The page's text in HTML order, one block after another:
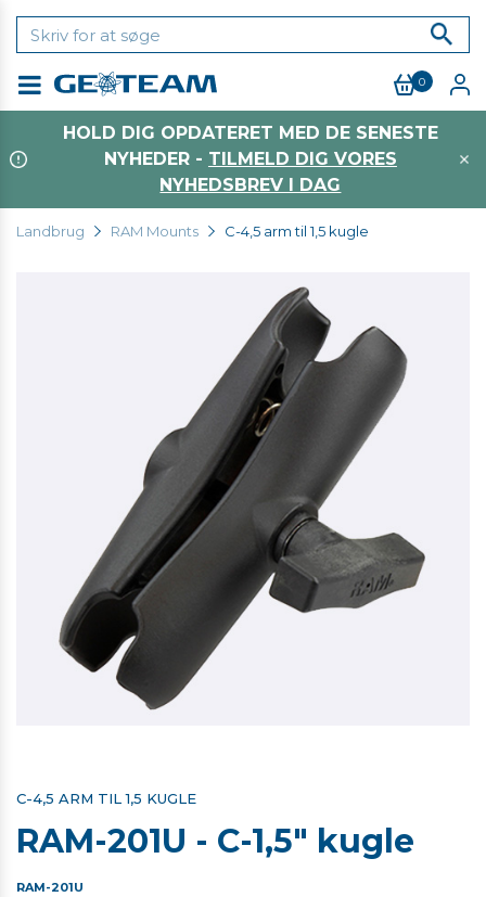
0
HOLD DIG OPDATERET MED DE SENESTE
NYHEDER - TILMELD DIG VORES
NYHEDSBREV I DAG
Landbrug RAM Mounts C-4,5 arm til 1,5 kugle
C-4,5 ARM TIL 1,5 KUGLE
RAM-201U - C-1,5" kugle
RAM-201U